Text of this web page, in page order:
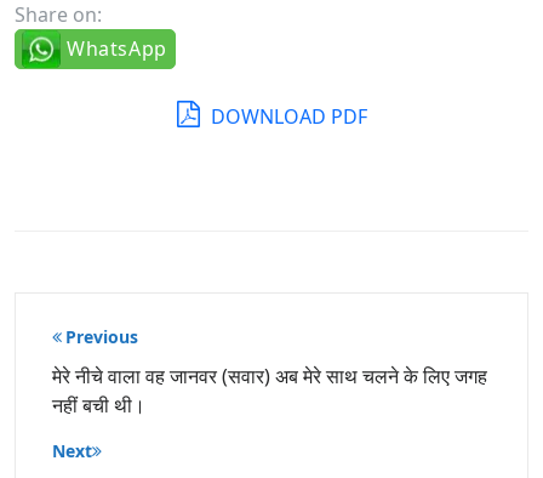
Share on:
WhatsApp
DOWNLOAD PDF
पोस्ट
नेविगेशन
Previous
मेरे नीचे वाला वह जानवर (सवार) अब मेरे साथ चलने के लिए जगह
नहीं बची थी।
Next